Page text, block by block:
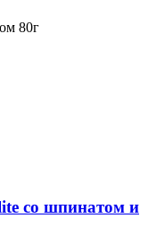
80г
со шпинатом и